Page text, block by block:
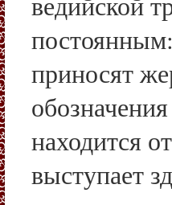
приносят
находится
выступает